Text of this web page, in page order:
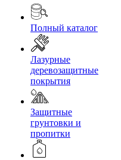
Полный каталог
Лазурные
деревозащитные
покрытия
Защитные
грунтовки и
пропитки